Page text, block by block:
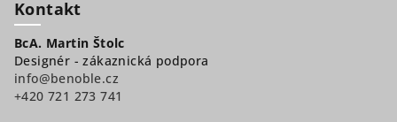
Kontakt
BcA. Martin Štolc
Designér - zákaznická podpora
info@benoble.cz
+420 721 273 741